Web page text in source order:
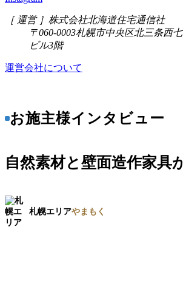
［ 運営 ］ 株式会社北海道住宅通信社
〒060-0003札幌市中央区北三条西
ビル3階
運営会社について
お施主様インタビュー
自然素材と壁面造作家具
札幌エリアやまもく